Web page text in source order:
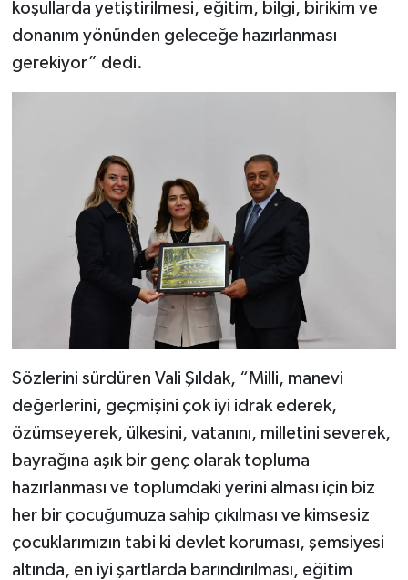
koşullarda yetiştirilmesi, eğitim, bilgi, birikim ve
donanım yönünden geleceğe hazırlanması
gerekiyor” dedi.
Sözlerini sürdüren Vali Şıldak, “Milli, manevi
değerlerini, geçmişini çok iyi idrak ederek,
özümseyerek, ülkesini, vatanını, milletini severek,
bayrağına aşık bir genç olarak topluma
hazırlanması ve toplumdaki yerini alması için biz
her bir çocuğumuza sahip çıkılması ve kimsesiz
çocuklarımızın tabi ki devlet koruması, şemsiyesi
altında, en iyi şartlarda barındırılması, eğitim